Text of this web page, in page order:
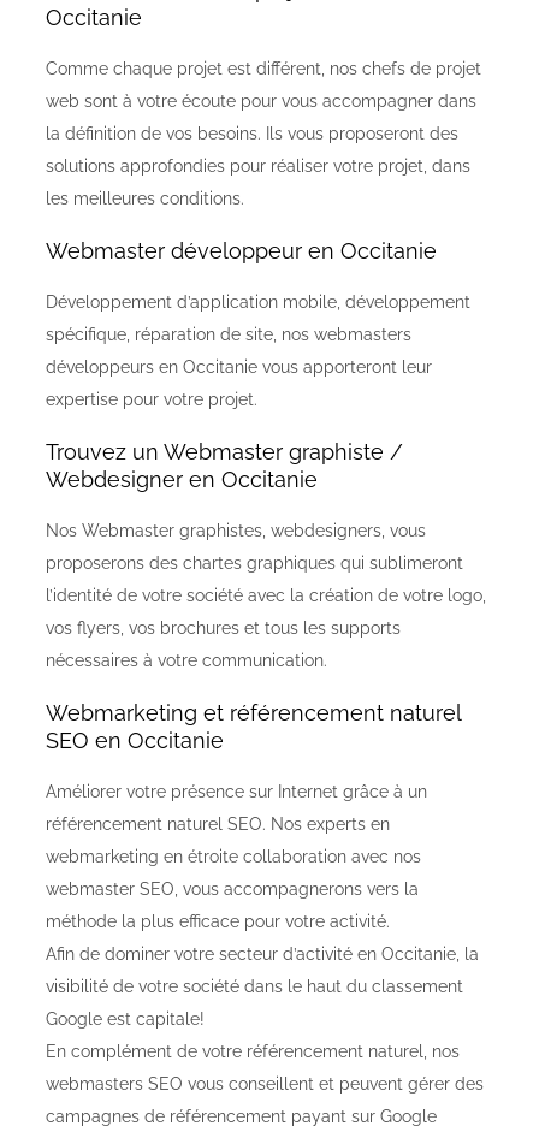
Occitanie
Comme chaque projet est différent, nos chefs de projet
web sont à votre écoute pour vous accompagner dans
la définition de vos besoins. Ils vous proposeront des
solutions approfondies pour réaliser votre projet, dans
les meilleures conditions.
Webmaster développeur en Occitanie
Développement d’application mobile, développement
spécifique, réparation de site, nos webmasters
développeurs en Occitanie vous apporteront leur
expertise pour votre projet.
Trouvez un Webmaster graphiste /
Webdesigner en Occitanie
Nos Webmaster graphistes, webdesigners, vous
proposerons des chartes graphiques qui sublimeront
l’identité de votre société avec la création de votre logo,
vos flyers, vos brochures et tous les supports
nécessaires à votre communication.
Webmarketing et référencement naturel
SEO en Occitanie
Améliorer votre présence sur Internet grâce à un
référencement naturel SEO. Nos experts en
webmarketing en étroite collaboration avec nos
webmaster SEO, vous accompagnerons vers la
méthode la plus efficace pour votre activité.
Afin de dominer votre secteur d’activité en Occitanie, la
visibilité de votre société dans le haut du classement
Google est capitale!
En complément de votre référencement naturel, nos
webmasters SEO vous conseillent et peuvent gérer des
campagnes de référencement payant sur Google